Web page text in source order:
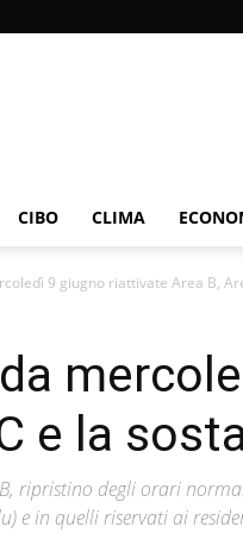
CIBO CLIMA
9 giugno riattivate Area B,
e la
ripristino degli orari
e in quelli riservati ai